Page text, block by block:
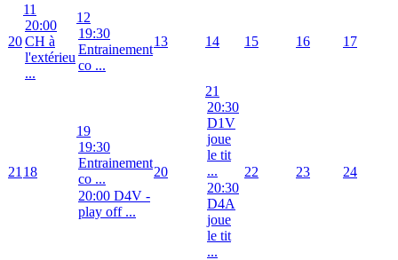
20
11
20:00
CH à
l'extérieu
...
12
19:30
Entrainement
co ...
13 14 15 16 17
21 18
19
19:30
Entrainement
co ...
20:00 D4V -
play off ...
20
21
20:30
D1V
joue
le tit
...
20:30
D4A
joue
le tit
...
22 23 24